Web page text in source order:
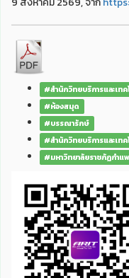
#สำนักวิทยบริการและเท
#ห้องสมุด
#บรรณารักษ์
#สำนักวิทยบริการและเท
#มหาวิทยาลัยราชภัฏกำแ